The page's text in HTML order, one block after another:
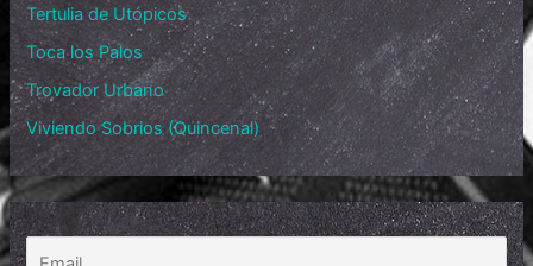
Tertulia de Utópicos
Toca los Palos
Trovador Urbano
Viviendo Sobrios (Quincenal)